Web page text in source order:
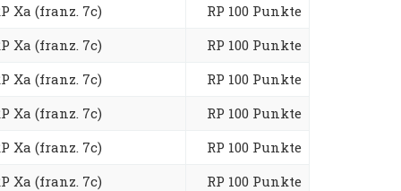
Xa (franz. 7c)
RP 100 Punkte
Xa (franz. 7c)
RP 100 Punkte
Xa (franz. 7c)
RP 100 Punkte
Xa (franz. 7c)
RP 100 Punkte
Xa (franz. 7c)
RP 100 Punkte
Xa (franz. 7c)
RP 100 Punkte